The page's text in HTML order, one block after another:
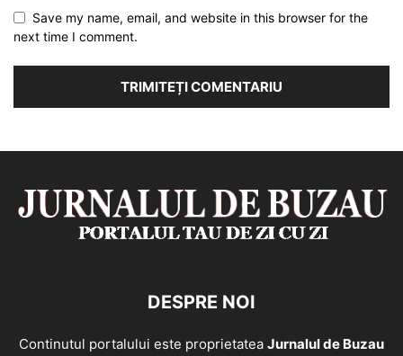
Save my name, email, and website in this browser for the
next time I comment.
DESPRE NOI
Continutul portalului este proprietatea Jurnalul de Buzau